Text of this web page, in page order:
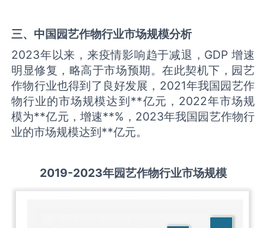
三、中国园艺作物行业市场规模分析
2023年以来，来疫情影响趋于减退，GDP 增速
明显修复，略高于市场预期。在此契机下，园艺
作物行业也得到了良好发展，2021年我国园艺作
物行业的市场规模达到**亿元，2022年市场规
模为**亿元，增速**%，2023年我国园艺作物行
业的市场规模达到**亿元。
2019-2023年园艺作物行业市场规模